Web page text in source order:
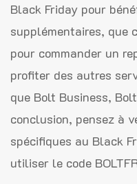
Black Friday pour
supplémentaires, que
pour commander un
profiter des autres
que Bolt Business,
conclusion, pensez à
spécifiques au Black
utiliser le code